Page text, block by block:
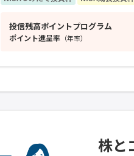
投信残高ポイントプログラム
ポイント進呈率 （年率）
株と